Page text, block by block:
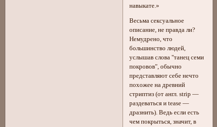
навыкате.»
Весьма сексуальное
описание, не правда ли?
Немудрено, что
большинство людей,
услышав слова "танец семи
покровов", обычно
представляют себе нечто
похожее на древний
стриптиз (от англ. strip —
раздеваться и tease —
дразнить). Ведь если есть
чем покрыться, значит, в